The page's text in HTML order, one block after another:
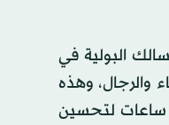
البولية في
والرجال، وهذه
ساعات لتحسين